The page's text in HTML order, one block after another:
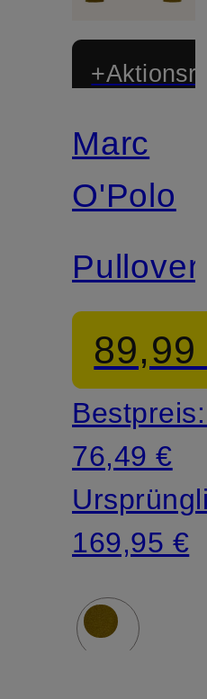
Zertifiziert
Marc
O'Polo
Pullover
89,99
Bestpreis:
76,49 €
169,95 €